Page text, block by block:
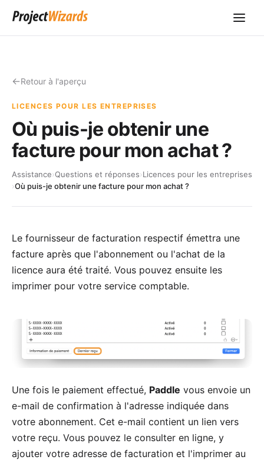
Retour à l'aperçu
LICENCES POUR LES ENTREPRISES
Où puis-je obtenir une
facture pour mon achat ?
Assistance›Questions et réponses›Licences pour les entreprises
›Où puis-je obtenir une facture pour mon achat ?
Le fournisseur de facturation respectif émettra une
facture après que l'abonnement ou l'achat de la
licence aura été traité. Vous pouvez ensuite les
imprimer pour votre service comptable.
Une fois le paiement effectué, Paddle vous envoie un
e-mail de confirmation à l'adresse indiquée dans
votre abonnement. Cet e-mail contient un lien vers
votre reçu. Vous pouvez le consulter en ligne, y
ajouter votre adresse de facturation et l'imprimer au